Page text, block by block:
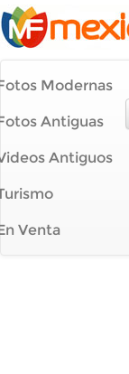
Modernas
Antiguas
Antiguos
Venta